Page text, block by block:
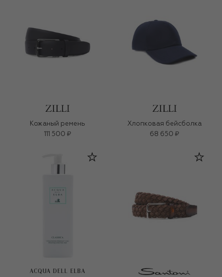
Кожаный ремень
111 500 ₽
Хлопковая бейсболка
68 650 ₽
ACQUA DELL ELBA